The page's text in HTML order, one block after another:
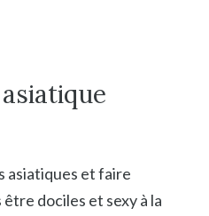
asiatiques et faire
dociles et sexy à la